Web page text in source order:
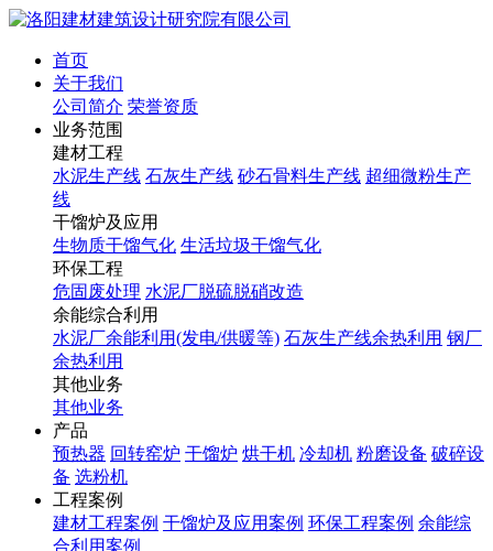
首页
关于我们
公司简介 荣誉资质
业务范围
建材工程
水泥生产线 石灰生产线 砂石骨料生产线 超细微粉生产
线
干馏炉及应用
生物质干馏气化 生活垃圾干馏气化
环保工程
危固废处理 水泥厂脱硫脱硝改造
余能综合利用
水泥厂余能利用(发电/供暖等) 石灰生产线余热利用 钢厂
余热利用
其他业务
其他业务
产品
预热器 回转窑炉 干馏炉 烘干机 冷却机 粉磨设备 破碎设
备 选粉机
工程案例
建材工程案例 干馏炉及应用案例 环保工程案例 余能综
合利用案例